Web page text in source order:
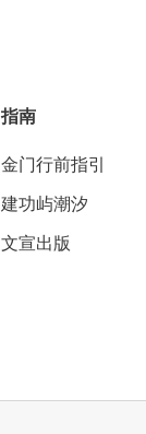
指南
金门行前指引
建功屿潮汐
文宣出版